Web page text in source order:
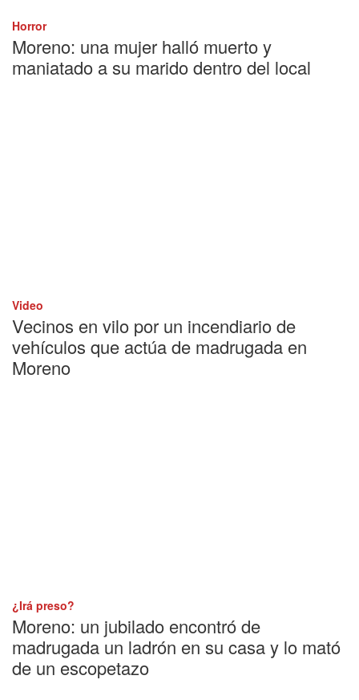
Horror
Moreno: una mujer halló muerto y
maniatado a su marido dentro del local
Video
Vecinos en vilo por un incendiario de
vehículos que actúa de madrugada en
Moreno
¿Irá preso?
Moreno: un jubilado encontró de
madrugada un ladrón en su casa y lo mató
de un escopetazo